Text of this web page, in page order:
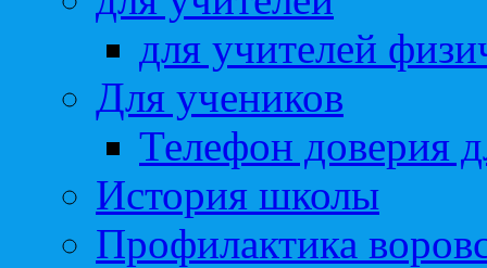
для учителей
Для учеников
Телефон доверия
История школы
Профилактика